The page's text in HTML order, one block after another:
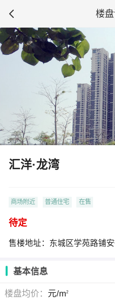
楼
汇洋·龙湾
商场附近 普通住宅 在售
待定
售楼地址：东城区学苑路铺安
基本信息
楼盘均价： 元/m2